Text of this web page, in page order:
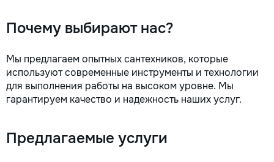
Почему выбирают нас?
Мы предлагаем опытных сантехников, которые
используют современные инструменты и технологии
для выполнения работы на высоком уровне. Мы
гарантируем качество и надежность наших услуг.
Предлагаемые услуги